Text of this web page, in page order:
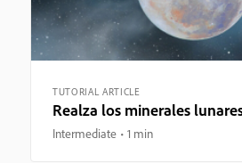
TUTORIAL ARTICLE
Realza los minerales
Intermediate 1 min